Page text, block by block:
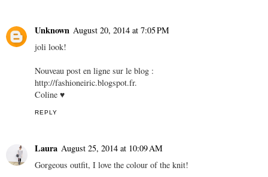
Unknown August 20, 2014 at 7:05 PM
joli look!
Nouveau post en ligne sur le blog :
http://fashioneiric.blogspot.fr.
Coline ♥
REPLY
Laura August 25, 2014 at 10:09 AM
Gorgeous outfit, I love the colour of the knit!